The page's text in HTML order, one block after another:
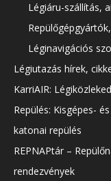
Légiáru-szállítás,
Léginavigációs
Légiutazás hírek,
KarriAIR:
Repülés: Kisgépes-
katonai repülés
REPNAPtár –
rendezvények